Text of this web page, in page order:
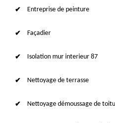
Entreprise de peinture
Façadier
Isolation mur interieur 87
Nettoyage de terrasse
Nettoyage démoussage de